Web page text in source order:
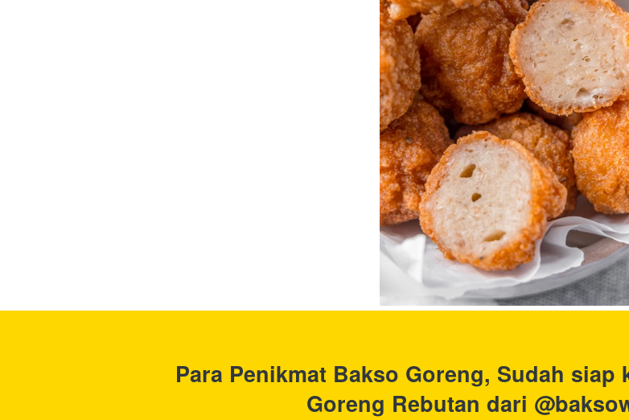
Para Penikmat Bakso Goreng, Sudah siap
Goreng Rebutan dari